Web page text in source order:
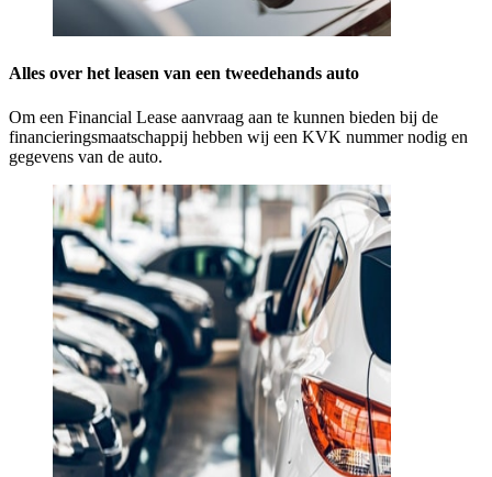
Alles over het leasen van een tweedehands auto
Om een Financial Lease aanvraag aan te kunnen bieden bij de
financieringsmaatschappij hebben wij een KVK nummer nodig en
gegevens van de auto.